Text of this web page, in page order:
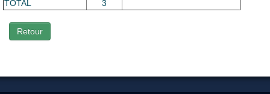
TOTAL
3
Retour